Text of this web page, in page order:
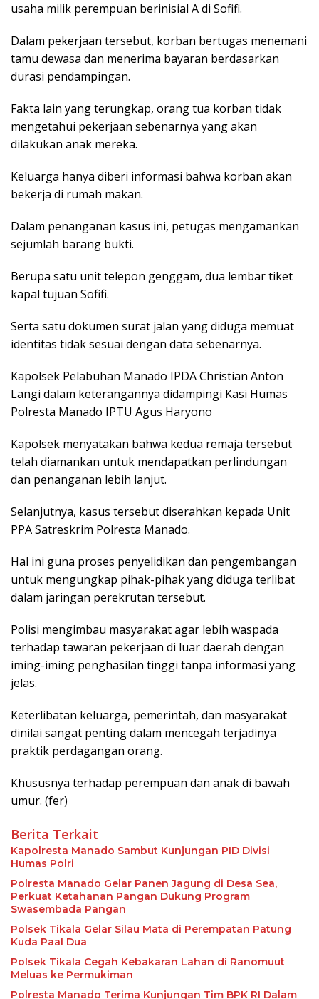
usaha milik perempuan berinisial A di Sofifi.
Dalam pekerjaan tersebut, korban bertugas menemani
tamu dewasa dan menerima bayaran berdasarkan
durasi pendampingan.
Fakta lain yang terungkap, orang tua korban tidak
mengetahui pekerjaan sebenarnya yang akan
dilakukan anak mereka.
Keluarga hanya diberi informasi bahwa korban akan
bekerja di rumah makan.
Dalam penanganan kasus ini, petugas mengamankan
sejumlah barang bukti.
Berupa satu unit telepon genggam, dua lembar tiket
kapal tujuan Sofifi.
Serta satu dokumen surat jalan yang diduga memuat
identitas tidak sesuai dengan data sebenarnya.
Kapolsek Pelabuhan Manado IPDA Christian Anton
Langi dalam keterangannya didampingi Kasi Humas
Polresta Manado IPTU Agus Haryono
Kapolsek menyatakan bahwa kedua remaja tersebut
telah diamankan untuk mendapatkan perlindungan
dan penanganan lebih lanjut.
Selanjutnya, kasus tersebut diserahkan kepada Unit
PPA Satreskrim Polresta Manado.
Hal ini guna proses penyelidikan dan pengembangan
untuk mengungkap pihak-pihak yang diduga terlibat
dalam jaringan perekrutan tersebut.
Polisi mengimbau masyarakat agar lebih waspada
terhadap tawaran pekerjaan di luar daerah dengan
iming-iming penghasilan tinggi tanpa informasi yang
jelas.
Keterlibatan keluarga, pemerintah, dan masyarakat
dinilai sangat penting dalam mencegah terjadinya
praktik perdagangan orang.
Khususnya terhadap perempuan dan anak di bawah
umur. (fer)
Berita Terkait
Kapolresta Manado Sambut Kunjungan PID Divisi
Humas Polri
Polresta Manado Gelar Panen Jagung di Desa Sea,
Perkuat Ketahanan Pangan Dukung Program
Swasembada Pangan
Polsek Tikala Gelar Silau Mata di Perempatan Patung
Kuda Paal Dua
Polsek Tikala Cegah Kebakaran Lahan di Ranomuut
Meluas ke Permukiman
Polresta Manado Terima Kunjungan Tim BPK RI Dalam